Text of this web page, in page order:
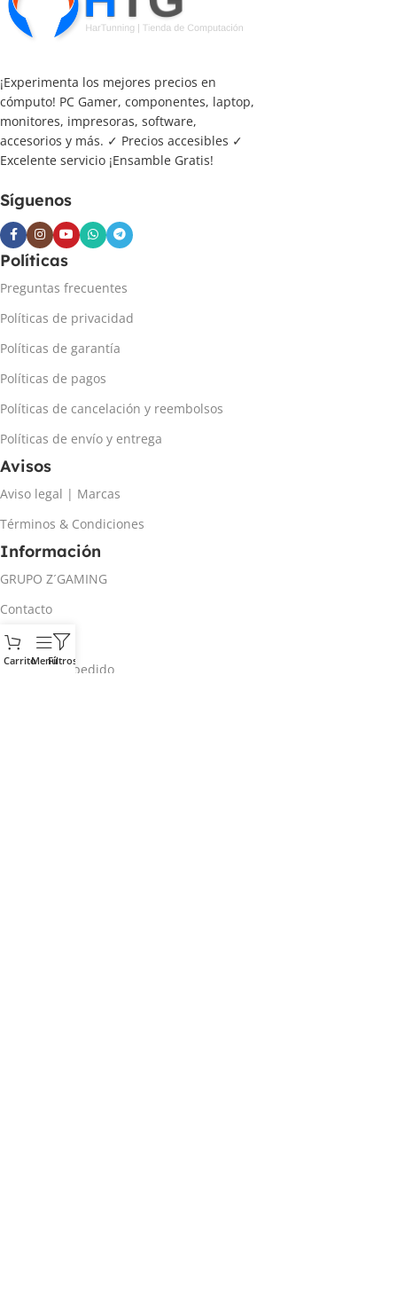
¡Experimenta los mejores precios en
cómputo! PC Gamer, componentes, laptop,
monitores, impresoras, software,
accesorios y más. ✓ Precios accesibles ✓
Excelente servicio ¡Ensamble Gratis!
Síguenos
Políticas
Preguntas frecuentes
Políticas de privacidad
Políticas de garantía
Políticas de pagos
Políticas de cancelación y reembolsos
Políticas de envío y entrega
Avisos
Aviso legal | Marcas
Términos & Condiciones
Información
GRUPO Z´GAMING
Contacto
Mi cuenta
Rastrear mi pedido
CarritoMenúFiltros